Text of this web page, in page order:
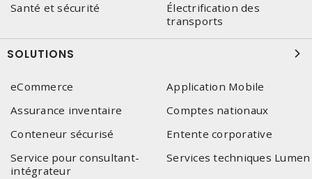
Santé et sécurité
Électrification des
transports
SOLUTIONS
eCommerce
Application Mobile
Assurance inventaire
Comptes nationaux
Conteneur sécurisé
Entente corporative
Service pour consultant-
intégrateur
Services techniques Lumen